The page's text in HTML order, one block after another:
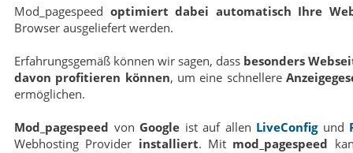
Mod_pagespeed optimiert dabei automatisch Ihre
Browser ausgeliefert werden.
Erfahrungsgemäß können wir sagen, dass besonders
davon profitieren können, um eine schnellere
ermöglichen.
Mod_pagespeed von Google ist auf allen LiveConfigund
Webhosting Provider installiert. Mit mod_pagespeed